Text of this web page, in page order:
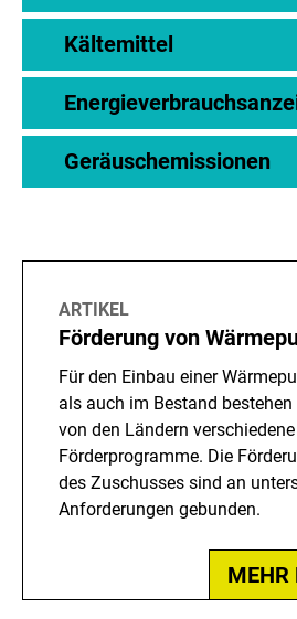
Kältemittel
Geräuschemissionen
ARTIKEL
Förderung von
Für den Einbau einer
als auch im Bestand
von den Ländern verschiedene
Förderprogramme. Die
des Zuschusses sind an
Anforderungen gebunden.
MEHR